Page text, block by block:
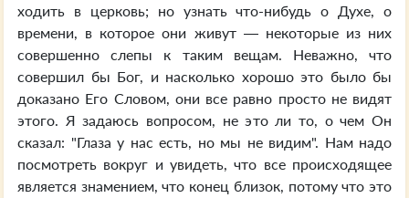
ходить в церковь; но узнать что-нибудь о Духе, о
времени, в которое они живут — некоторые из них
совершенно слепы к таким вещам. Неважно, что
совершил бы Бог, и насколько хорошо это было бы
доказано Его Словом, они все равно просто не видят
этого. Я задаюсь вопросом, не это ли то, о чем Он
сказал: "Глаза у нас есть, но мы не видим". Нам надо
посмотреть вокруг и увидеть, что все происходящее
является знамением, что конец близок, потому что это